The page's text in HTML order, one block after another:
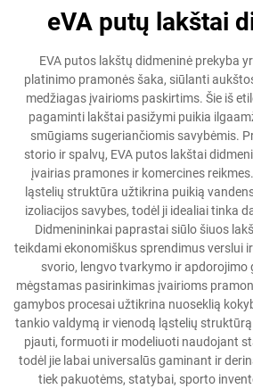
eVA putų lakštai
EVA putos lakštų didmeninė prekyba
platinimo pramonės šaka, siūlanti
medžiagas įvairioms paskirtims. Šie iš
pagaminti lakštai pasižymi puikia
smūgiams sugeriančiomis savybėmis.
storio ir spalvų, EVA putos lakštai
įvairias pramones ir komercines
ląstelių struktūra užtikrina puikią
izoliacijos savybes, todėl ji idealiai tinka
Didmenininkai paprastai siūlo šiuos
teikdami ekonomiškus sprendimus verslui
svorio, lengvo tvarkymo ir apdorojimo
mėgstamas pasirinkimas įvairioms
gamybos procesai užtikrina nuoseklią
tankio valdymą ir vienodą ląstelių
pjauti, formuoti ir modeliuoti naudojant
todėl jie labai universalūs gaminant ir
tiek pakuotėms, statybai, sporto